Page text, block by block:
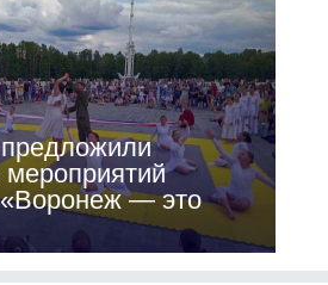
мероприятий
— это